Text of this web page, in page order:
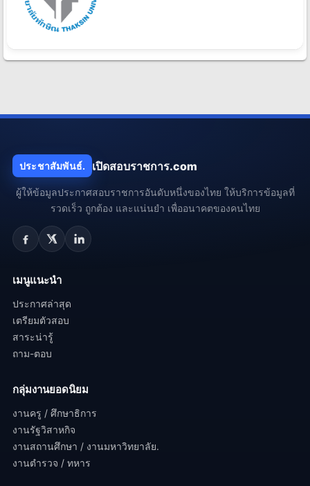
ประชาสัมพันธ์. เปิดสอบราชการ.com
ผู้ให้ข้อมูลประกาศสอบราชการอันดับหนึ่งของไทย ให้บริการข้อมูลที่
รวดเร็ว ถูกต้อง และแน่นยำ เพื่ออนาคตของคนไทย
เมนูแนะนำ
ประกาศล่าสุด
เตรียมตัวสอบ
สาระน่ารู้
ถาม-ตอบ
กลุ่มงานยอดนิยม
งานครู / ศึกษาธิการ
งานรัฐวิสาหกิจ
งานสถานศึกษา / งานมหาวิทยาลัย.
งานตำรวจ / ทหาร